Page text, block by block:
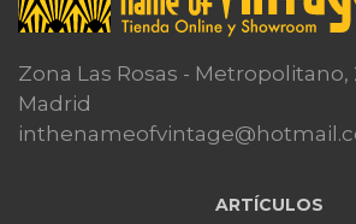
Zona Las Rosas - Metropolitano,
Madrid
ARTÍCULOS